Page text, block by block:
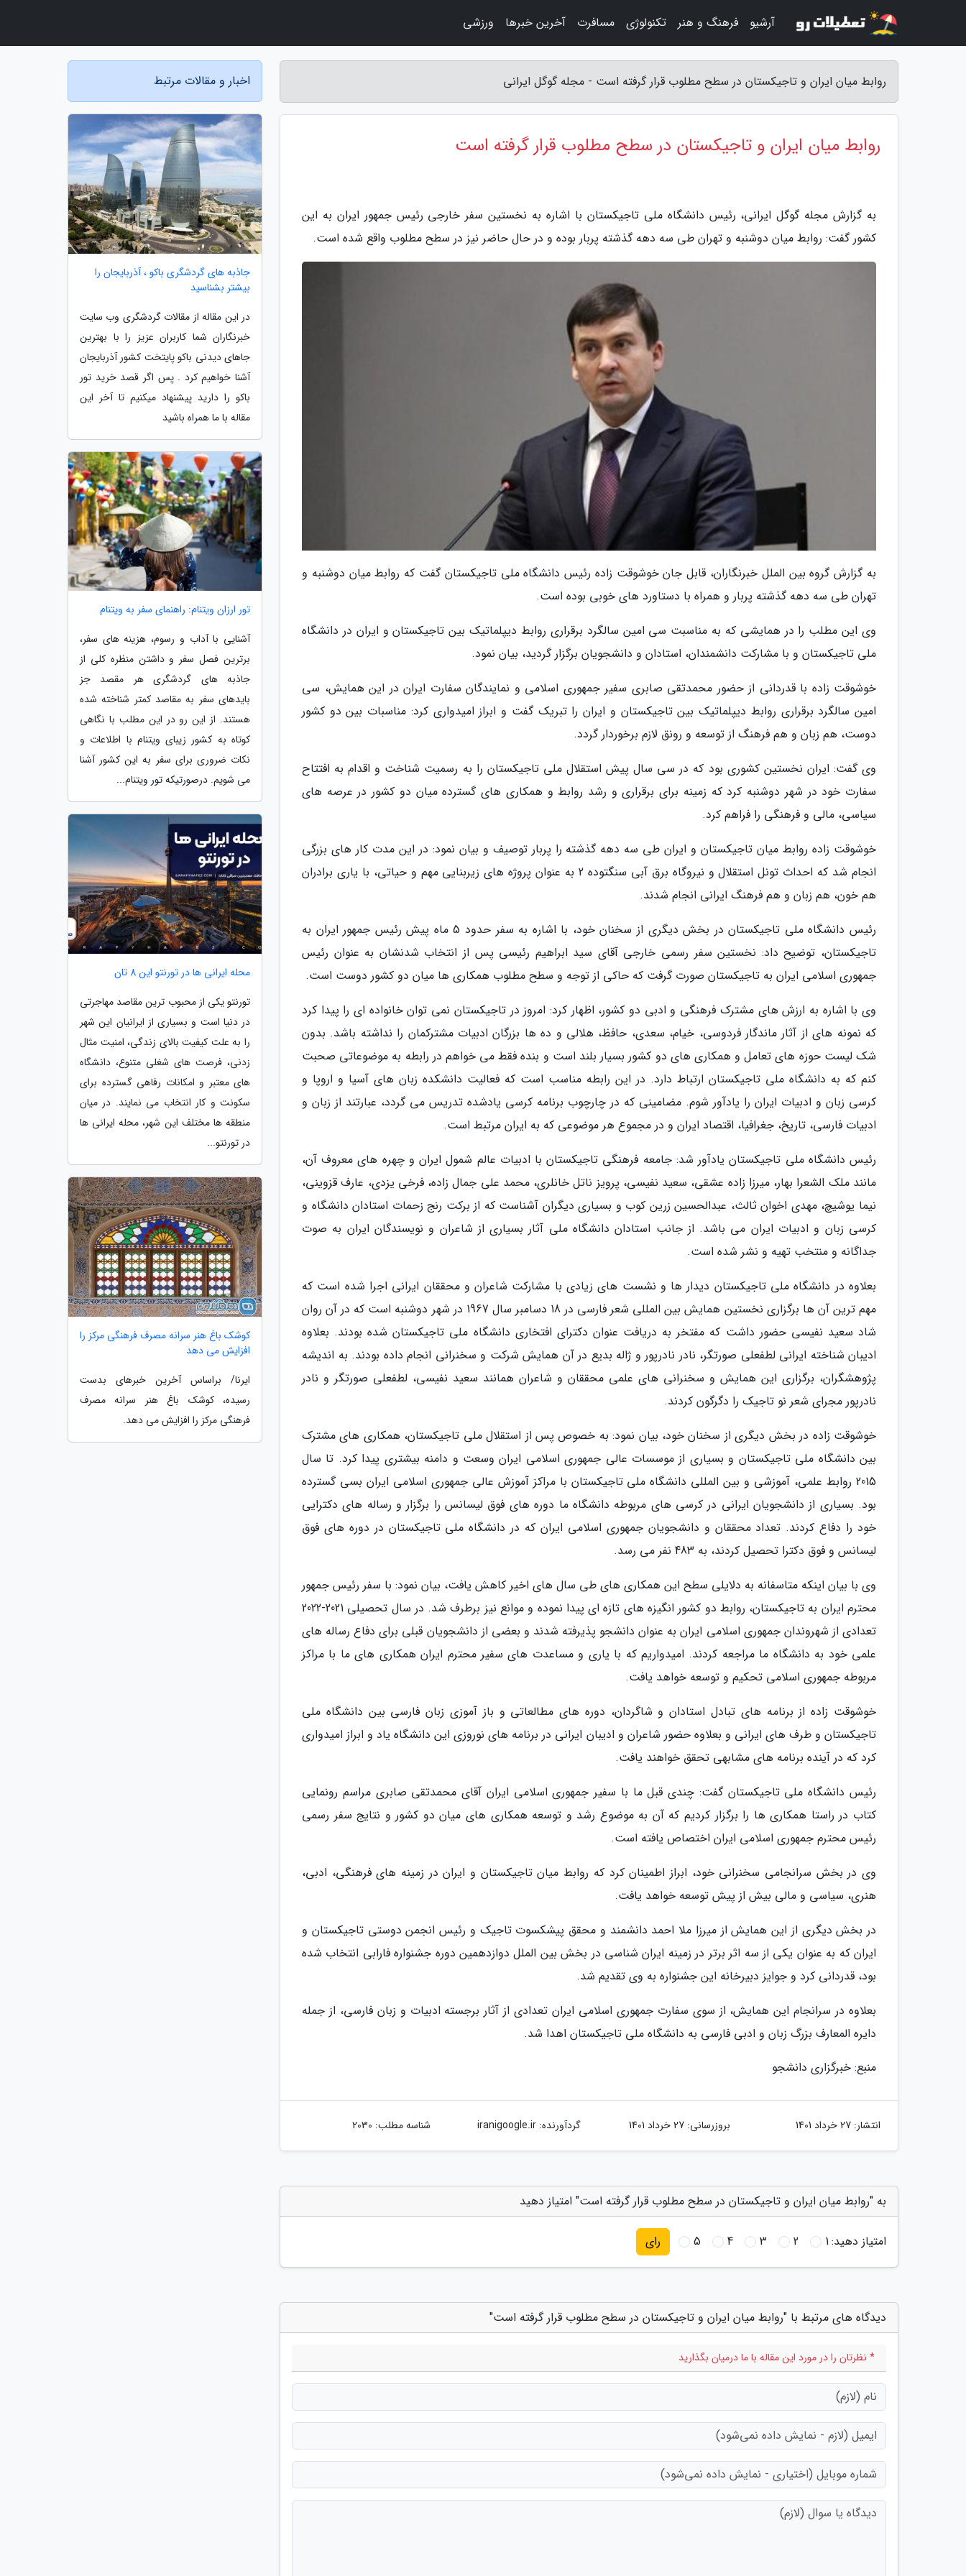
روابط میان ایران و تاجیکستان در سطح مطلوب قرار گرفته است - مجله گوگل ایرانی
روابط میان ایران و تاجیکستان در سطح مطلوب قرار گرفته است
به گزارش مجله گوگل ایرانی، رئیس دانشگاه ملی تاجیکستان با اشاره به نخستین سفر خارجی رئیس جمهور ایران به این
کشور گفت: روابط میان دوشنبه و تهران طی سه دهه گذشته پربار بوده و در حال حاضر نیز در سطح مطلوب واقع شده است.
به گزارش گروه بین الملل خبرنگاران، قابل جان خوشوقت زاده رئیس دانشگاه ملی تاجیکستان گفت که روابط میان دوشنبه و
تهران طی سه دهه گذشته پربار و همراه با دستاورد های خوبی بوده است.
وی این مطلب را در همایشی که به مناسبت سی امین سالگرد برقراری روابط دیپلماتیک بین تاجیکستان و ایران در دانشگاه
ملی تاجیکستان و با مشارکت دانشمندان، استادان و دانشجویان برگزار گردید، بیان نمود.
خوشوقت زاده با قدردانی از حضور محمدتقی صابری سفیر جمهوری اسلامی و نمایندگان سفارت ایران در این همایش، سی
امین سالگرد برقراری روابط دیپلماتیک بین تاجیکستان و ایران را تبریک گفت و ابراز امیدواری کرد: مناسبات بین دو کشور
دوست، هم زبان و هم فرهنگ از توسعه و رونق لازم برخوردار گردد.
وی گفت: ایران نخستین کشوری بود که در سی سال پیش استقلال ملی تاجیکستان را به رسمیت شناخت و اقدام به افتتاح
سفارت خود در شهر دوشنبه کرد که زمینه برای برقراری و رشد روابط و همکاری های گسترده میان دو کشور در عرصه های
سیاسی، مالی و فرهنگی را فراهم کرد.
خوشوقت زاده روابط میان تاجیکستان و ایران طی سه دهه گذشته را پربار توصیف و بیان نمود: در این مدت کار های بزرگی
انجام شد که احداث تونل استقلال و نیروگاه برق آبی سنگتوده 2 به عنوان پروژه های زیربنایی مهم و حیاتی، با یاری برادران
هم خون، هم زبان و هم فرهنگ ایرانی انجام شدند.
رئیس دانشگاه ملی تاجیکستان در بخش دیگری از سخنان خود، با اشاره به سفر حدود 5 ماه پیش رئیس جمهور ایران به
تاجیکستان، توضیح داد: نخستین سفر رسمی خارجی آقای سید ابراهیم رئیسی پس از انتخاب شدنشان به عنوان رئیس
جمهوری اسلامی ایران به تاجیکستان صورت گرفت که حاکی از توجه و سطح مطلوب همکاری ها میان دو کشور دوست است.
وی با اشاره به ارزش های مشترک فرهنگی و ادبی دو کشور، اظهار کرد: امروز در تاجیکستان نمی توان خانواده ای را پیدا کرد
که نمونه های از آثار ماندگار فردوسی، خیام، سعدی، حافظ، هلالی و ده ها بزرگان ادبیات مشترکمان را نداشته باشد. بدون
شک لیست حوزه های تعامل و همکاری های دو کشور بسیار بلند است و بنده فقط می خواهم در رابطه به موضوعاتی صحبت
کنم که به دانشگاه ملی تاجیکستان ارتباط دارد. در این رابطه مناسب است که فعالیت دانشکده زبان های آسیا و اروپا و
کرسی زبان و ادبیات ایران را یادآور شوم. مضامینی که در چارچوب برنامه کرسی یادشده تدریس می گردد، عبارتند از زبان و
ادبیات فارسی، تاریخ، جغرافیا، اقتصاد ایران و در مجموع هر موضوعی که به ایران مرتبط است.
رئیس دانشگاه ملی تاجیکستان یادآور شد: جامعه فرهنگی تاجیکستان با ادبیات عالم شمول ایران و چهره های معروف آن،
مانند ملک الشعرا بهار، میرزا زاده عشقی، سعید نفیسی، پرویز ناتل خانلری، محمد علی جمال زاده، فرخی یزدی، عارف قزوینی،
نیما یوشیچ، مهدی اخوان ثالث، عبدالحسین زرین کوب و بسیاری دیگران آشناست که از برکت رنج زحمات استادان دانشگاه و
کرسی زبان و ادبیات ایران می باشد. از جانب استادان دانشگاه ملی آثار بسیاری از شاعران و نویسندگان ایران به صوت
جداگانه و منتخب تهیه و نشر شده است.
بعلاوه در دانشگاه ملی تاجیکستان دیدار ها و نشست های زیادی با مشارکت شاعران و محققان ایرانی اجرا شده است که
مهم ترین آن ها برگزاری نخستین همایش بین المللی شعر فارسی در 18 دسامبر سال 1967 در شهر دوشنبه است که در آن روان
شاد سعید نفیسی حضور داشت که مفتخر به دریافت عنوان دکترای افتخاری دانشگاه ملی تاجیکستان شده بودند. بعلاوه
ادیبان شناخته ایرانی لطفعلی صورتگر، نادر نادرپور و ژاله بدیع در آن همایش شرکت و سخنرانی انجام داده بودند. به اندیشه
پژوهشگران، برگزاری این همایش و سخنرانی های علمی محققان و شاعران همانند سعید نفیسی، لطفعلی صورتگر و نادر
نادرپور مجرای شعر نو تاجیک را دگرگون کردند.
خوشوقت زاده در بخش دیگری از سخنان خود، بیان نمود: به خصوص پس از استقلال ملی تاجیکستان، همکاری های مشترک
بین دانشگاه ملی تاجیکستان و بسیاری از موسسات عالی جمهوری اسلامی ایران وسعت و دامنه بیشتری پیدا کرد. تا سال
2015 روابط علمی، آموزشی و بین المللی دانشگاه ملی تاجیکستان با مراکز آموزش عالی جمهوری اسلامی ایران بسی گسترده
بود. بسیاری از دانشجویان ایرانی در کرسی های مربوطه دانشگاه ما دوره های فوق لیسانس را برگزار و رساله های دکترایی
خود را دفاع کردند. تعداد محققان و دانشجویان جمهوری اسلامی ایران که در دانشگاه ملی تاجیکستان در دوره های فوق
لیسانس و فوق دکترا تحصیل کردند، به 483 نفر می رسد.
وی با بیان اینکه متاسفانه به دلایلی سطح این همکاری های طی سال های اخیر کاهش یافت، بیان نمود: با سفر رئیس جمهور
محترم ایران به تاجیکستان، روابط دو کشور انگیزه های تازه ای پیدا نموده و موانع نیز برطرف شد. در سال تحصیلی 2021-2022
تعدادی از شهروندان جمهوری اسلامی ایران به عنوان دانشجو پذیرفته شدند و بعضی از دانشجویان قبلی برای دفاع رساله های
علمی خود به دانشگاه ما مراجعه کردند. امیدواریم که با یاری و مساعدت های سفیر محترم ایران همکاری های ما با مراکز
مربوطه جمهوری اسلامی تحکیم و توسعه خواهد یافت.
خوشوقت زاده از برنامه های تبادل استادان و شاگردان، دوره های مطالعاتی و باز آموزی زبان فارسی بین دانشگاه ملی
تاجیکستان و طرف های ایرانی و بعلاوه حضور شاعران و ادیبان ایرانی در برنامه های نوروزی این دانشگاه یاد و ابراز امیدواری
کرد که در آینده برنامه های مشابهی تحقق خواهند یافت.
رئیس دانشگاه ملی تاجیکستان گفت: چندی قبل ما با سفیر جمهوری اسلامی ایران آقای محمدتقی صابری مراسم رونمایی
کتاب در راستا همکاری ها را برگزار کردیم که آن به موضوع رشد و توسعه همکاری های میان دو کشور و نتایج سفر رسمی
رئیس محترم جمهوری اسلامی ایران اختصاص یافته است.
وی در بخش سرانجامی سخنرانی خود، ابراز اطمینان کرد که روابط میان تاجیکستان و ایران در زمینه های فرهنگی، ادبی،
هنری، سیاسی و مالی بیش از پیش توسعه خواهد یافت.
در بخش دیگری از این همایش از میرزا ملا احمد دانشمند و محقق پیشکسوت تاجیک و رئیس انجمن دوستی تاجیکستان و
ایران که به عنوان یکی از سه اثر برتر در زمینه ایران شناسی در بخش بین الملل دوازدهمین دوره جشنواره فارابی انتخاب شده
بود، قدردانی کرد و جوایز دبیرخانه این جشنواره به وی تقدیم شد.
بعلاوه در سرانجام این همایش، از سوی سفارت جمهوری اسلامی ایران تعدادی از آثار برجسته ادبیات و زبان فارسی، از جمله
دایره المعارف بزرگ زبان و ادبی فارسی به دانشگاه ملی تاجیکستان اهدا شد.
منبع: خبرگزاری دانشجو
انتشار: 27 خرداد 1401 بروزرسانی: 27 خرداد 1401 گردآورنده:iranigoogle.ir شناسه مطلب: 2030
به "روابط میان ایران و تاجیکستان در سطح مطلوب قرار گرفته است" امتیاز دهید
امتیاز دهید:1
2
3
4
5 رای
دیدگاه های مرتبط با "روابط میان ایران و تاجیکستان در سطح مطلوب قرار گرفته است"
* نظرتان را در مورد این مقاله با ما درمیان بگذارید
اخبار و مقالات مرتبط
جاذبه های گردشگری باکو ، آذربایجان را
بیشتر بشناسید
در این مقاله از مقالات گردشگری وب سایت
خبرنگاران شما کاربران عزیز را با بهترین
جاهای دیدنی باکو پایتخت کشور آذربایجان
آشنا خواهیم کرد . پس اگر قصد خرید تور
باکو را دارید پیشنهاد میکنیم تا آخر این
مقاله با ما همراه باشید
تور ارزان ویتنام: راهنمای سفر به ویتنام
آشنایی با آداب و رسوم، هزینه های سفر،
برترین فصل سفر و داشتن منظره کلی از
جاذبه های گردشگری هر مقصد جز
بایدهای سفر به مقاصد کمتر شناخته شده
هستند. از این رو در این مطلب با نگاهی
کوتاه به کشور زیبای ویتنام با اطلاعات و
نکات ضروری برای سفر به این کشور آشنا
می شویم. درصورتیکه تور ویتنام...
محله ایرانی ها در تورنتو این 8 تان
تورنتو یکی از محبوب ترین مقاصد مهاجرتی
در دنیا است و بسیاری از ایرانیان این شهر
را به علت کیفیت بالای زندگی، امنیت مثال
زدنی، فرصت های شغلی متنوع، دانشگاه
های معتبر و امکانات رفاهی گسترده برای
سکونت و کار انتخاب می نمایند. در میان
منطقه ها مختلف این شهر، محله ایرانی ها
در تورنتو...
کوشک باغ هنر سرانه مصرف فرهنگی مرکز را
افزایش می دهد
ایرنا/ براساس آخرین خبرهای بدست
رسیده، کوشک باغ هنر سرانه مصرف
فرهنگی مرکز را افزایش می دهد.
آرشیو فرهنگ و هنر تکنولوژی مسافرت آخرین خبرها ورزشی